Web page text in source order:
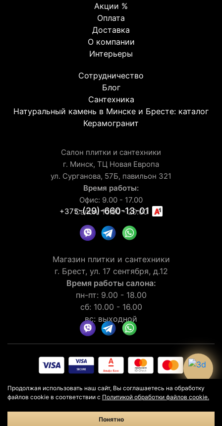
Акции %
Оплата
Доставка
О компании
Интерьеры
Сотрудничество
Блог
Сантехника
Натуральный камень в Минске и Бресте: каталог
Керамогранит
Салон плитки и сантехники
г. Минск, ТЦ Новая Европа
ул. Сурганова, 57Б, павильон 321
Время работы:
Офис: 9.00 - 17.00
Салон: 10.00 - 20.00
+375-(29)-660-13-01
Магазин плитки и сантехники
г. Брест, ул. 17 сентября, д.12
Время работы салона:
пн-пт: 9.00 - 18.00
сб: 10.00 - 16.00
вс: выходной
отзывов 30 клиентов
Политика конфиденциальностиПолитика в отношении cookie
Продолжая использовать наш сайт, Вы соглашаетесь на обработку
файлов cookie в соответствии с Политикой обработки файлов cookie.
Понятно